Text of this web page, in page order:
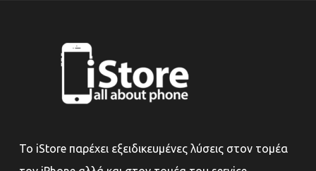
Το iStore παρέχει εξειδικευμένες λύσεις στον τομέα